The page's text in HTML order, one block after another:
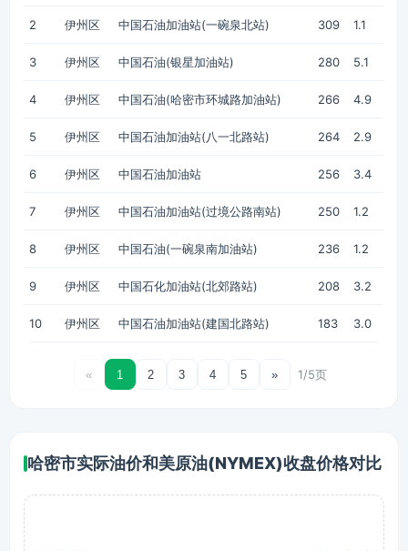
2 伊州区 中国石油加油站(一碗泉北站) 309 1.1
3 伊州区 中国石油(银星加油站) 280 5.1
4 伊州区 中国石油(哈密市环城路加油站) 266 4.9
5 伊州区 中国石油加油站(八一北路站) 264 2.9
6 伊州区 中国石油加油站 256 3.4
7 伊州区 中国石油加油站(过境公路南站) 250 1.2
8 伊州区 中国石油(一碗泉南加油站) 236 1.2
9 伊州区 中国石化加油站(北郊路站) 208 3.2
10 伊州区 中国石油加油站(建国北路站) 183 3.0
« 1 2 3 4 5 » 1/5页
哈密市实际油价和美原油(NYMEX)收盘价格对比